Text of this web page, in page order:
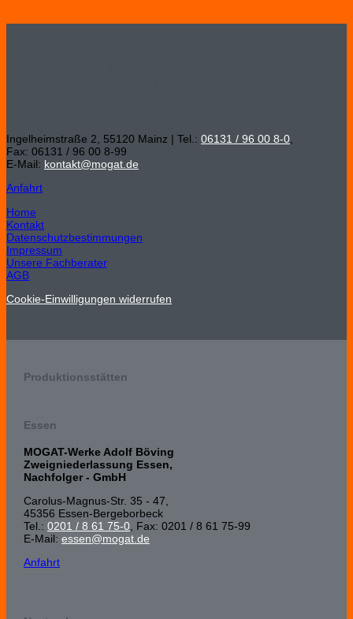
Ingelheimstraße 2, 55120 Mainz | Tel.: 06131 / 96 00 8-0
Fax: 06131 / 96 00 8-99
E-Mail: kontakt@mogat.de
Anfahrt
Home
Kontakt
Datenschutzbestimmungen
Impressum
Unsere Fachberater
AGB
Cookie-Einwilligungen widerrufen
Produktionsstätten
Essen
MOGAT-Werke Adolf Böving
Zweigniederlassung Essen,
Nachfolger - GmbH
Carolus-Magnus-Str. 35 - 47,
45356 Essen-Bergeborbeck
Tel.: 0201 / 8 61 75-0, Fax: 0201 / 8 61 75-99
E-Mail: essen@mogat.de
Anfahrt